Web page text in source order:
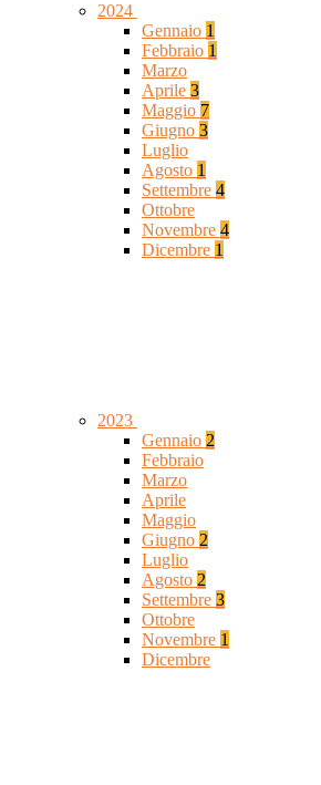
2024
Gennaio 1
Febbraio 1
Marzo
Aprile 3
Maggio 7
Giugno 3
Luglio
Agosto 1
Settembre 4
Ottobre
Novembre 4
Dicembre 1
2023
Gennaio 2
Febbraio
Marzo
Aprile
Maggio
Giugno 2
Luglio
Agosto 2
Settembre 3
Ottobre
Novembre 1
Dicembre